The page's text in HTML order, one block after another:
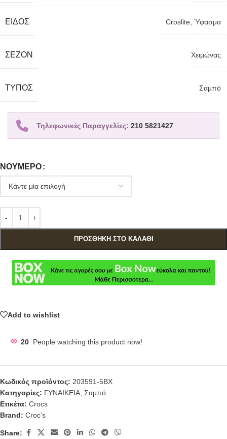
ΕΊΔΟΣ Croslite, Ύφασμα
ΣΕΖΌΝ Χειμώνας
TΎΠΟΣ Σαμπό
Τηλεφωνικές Παραγγελίες: 210 5821427
ΝΟΎΜΕΡΟ
ΠΡΟΣΘΉΚΗ ΣΤΟ ΚΑΛΆΘΙ
Add to wishlist
20 People watching this product now!
Κωδικός προϊόντος: 203591-5BX
Κατηγορίες: ΓΥΝΑΙΚΕΙΑ Σαμπό
Ετικέτα: Crocs
Brand: Croc’s
Share: